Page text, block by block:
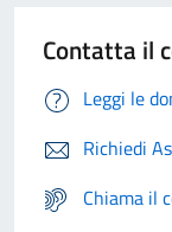
Contatta il
Leggi le
Richiedi
Chiama il